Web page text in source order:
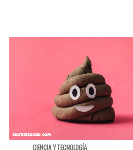
CIENCIA Y TECNOLOGÍA